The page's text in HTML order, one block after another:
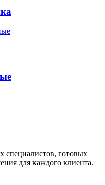
специалистов, готовых
для каждого клиента.